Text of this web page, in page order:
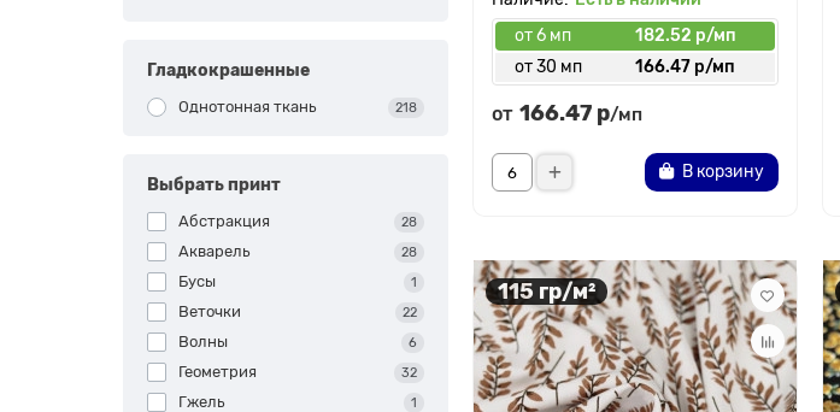
Гладкокрашенные
Однотонная ткань 218
Выбрать принт
Абстракция 28
Акварель 28
Бусы 1
Веточки 22
Волны 6
Геометрия 32
Гжель 1
от 6 мп
182.52 р/мп
от 30 мп
166.47 р/мп
от 166.47 р/мп
В корзину
115 гр/м²